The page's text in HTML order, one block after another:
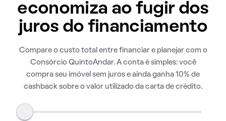
economiza ao fugir dos
juros do financiamento
Compare o custo total entre financiar e planejar com o
Consórcio QuintoAndar. A conta é simples: você
compra seu imóvel sem juros e ainda ganha 10% de
cashback sobre o valor utilizado da carta de crédito.